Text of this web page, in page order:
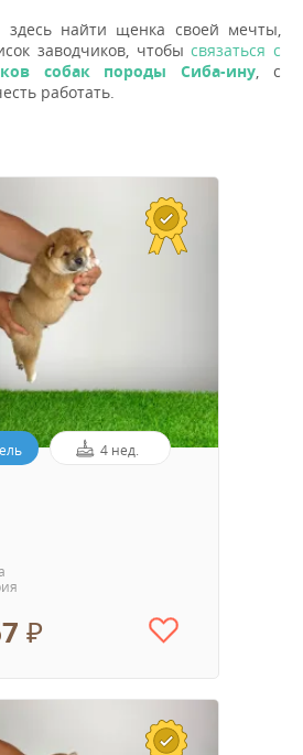
здесь найти щенка своей мечты,
заводчиков, чтобысвязаться с
собак породы Сиба-ину, с
работать.
4 нед.
₽